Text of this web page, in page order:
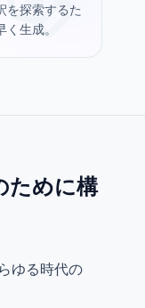
を探索するた
生成。
ために構
ゆる時代の